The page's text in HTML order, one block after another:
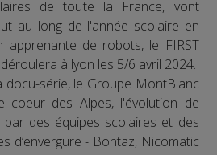
de toute la France, vont
au long de l'année scolaire en
apprenante de robots, le FIRST
à lyon les 5/6 avril 2024.
docu-série, le Groupe MontBlanc
coeur des Alpes, l'évolution de
des équipes scolaires et des
d’envergure - Bontaz, Nicomatic